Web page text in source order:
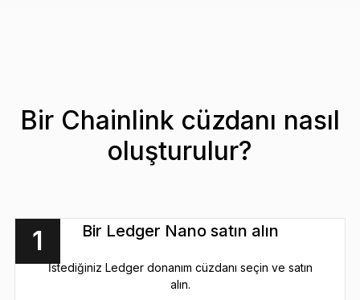
Bir Chainlink cüzdanı nasıl
oluşturulur?
1 Bir Ledger Nano satın alın
İstediğiniz Ledger donanım cüzdanı seçin ve satın
alın.